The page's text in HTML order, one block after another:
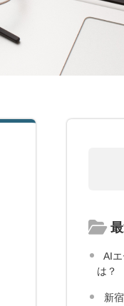
AI
は？
新